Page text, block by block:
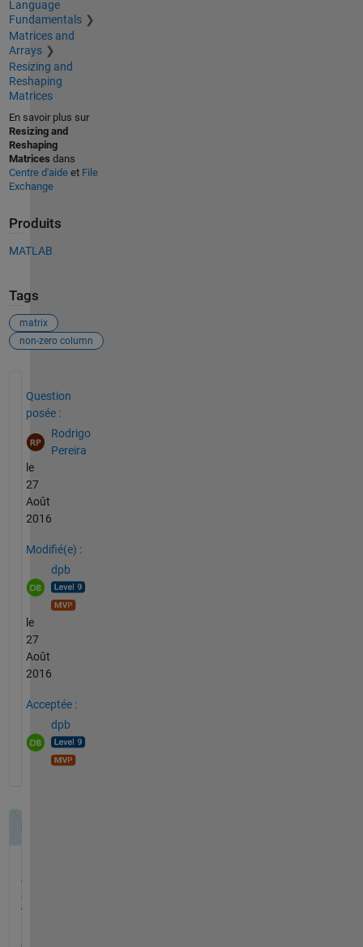
Language
Fundamentals
Matrices and
Arrays
Resizing and
Reshaping
Matrices
En savoir plus sur
Resizing and
Reshaping
Matrices dans
Centre d'aideet File
Exchange
Produits
MATLAB
Tags
matrix
non-zero column
Question
posée :
Rodrigo
Pereira
le
27
Août
2016
Modifié(e) :
dpb
le
27
Août
2016
Acceptée :
dpb